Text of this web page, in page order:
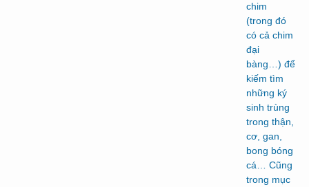
chim
(trong đó
có cả chim
đại
bàng…) để
kiếm tìm
những ký
sinh trùng
trong thận,
cơ, gan,
bong bóng
cá… Cũng
trong mục